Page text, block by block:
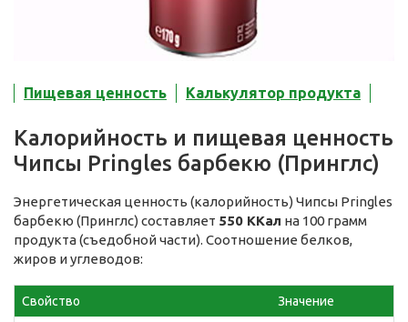
Пищевая ценность Калькулятор продукта
Калорийность и пищевая ценность
Чипсы Pringles барбекю (Принглс)
Энергетическая ценность (калорийность) Чипсы Pringles
барбекю (Принглс) составляет 550 ККал на 100 грамм
продукта (съедобной части). Соотношение белков,
жиров и углеводов:
Свойство Значение